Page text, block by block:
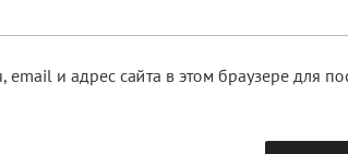
email и адрес сайта в этом браузере для